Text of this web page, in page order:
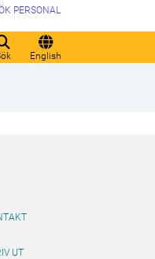
English
PERSONAL
UT